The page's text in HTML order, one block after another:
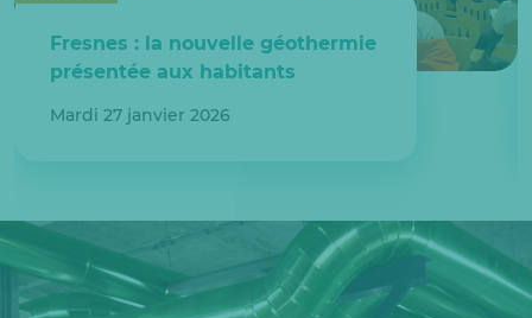
Fresnes : la nouvelle géothermie
présentée aux habitants
Mardi 27 janvier 2026